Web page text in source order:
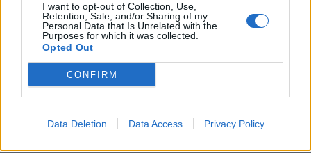
I want to opt-out of Collection, Use,
Retention, Sale, and/or Sharing of my
Personal Data that Is Unrelated with the
Purposes for which it was collected.
Opted Out
CONFIRM
Data Deletion Data Access Privacy Policy
Det er opp til deg om du vil kjøpe digital
tilgang eller kjøpe nyeste blad i kiosken. Eller
begge deler. Du bestemmer om vil ha
innholdet i digitalt eller på trykk. Og om du
kun ønsker vårt digitale innhold, kan du